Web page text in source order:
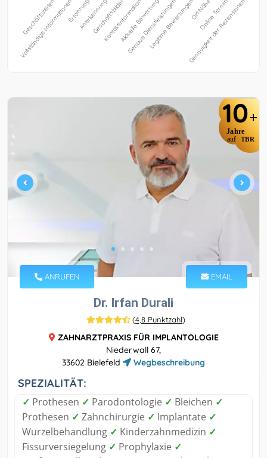
10+
Jahre
auf TBR
ANRUFEN EMAIL
Dr. Irfan Durali
(4,8 Punktzahl)
ZAHNARZTPRAXIS FÜR IMPLANTOLOGIE
Niederwall 67,
33602 Bielefeld
Wegbeschreibung
SPEZIALITÄT:
✓ Prothesen ✓ Parodontologie ✓ Bleichen ✓
Prothesen ✓ Zahnchirurgie ✓ Implantate ✓
Wurzelbehandlung ✓ Kinderzahnmedizin ✓
Fissurversiegelung ✓ Prophylaxie ✓